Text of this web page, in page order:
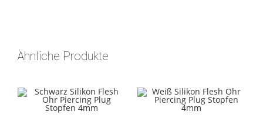
Ähnliche Produkte